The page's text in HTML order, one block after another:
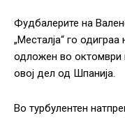
Фудбалерите на
„Месталја“ го
одложен во октомври
овој дел од Шпанија.
Во турбулентен